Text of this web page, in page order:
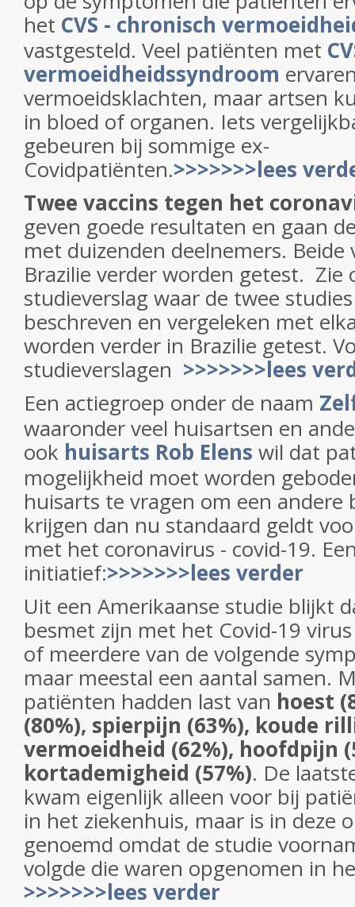
het CVS - chronisch­
vastgesteld. Veel patiënten met
vermoeidheidssyndroom
vermoeidsklachten, maar artsen
in bloed of organen. Iets
gebeuren bij sommige ex-
Covidpatiënten.>>>>>>>lees
Twee vaccins tegen het
geven goede resultaten en gaan
met duizenden deelnemers. Beide
Brazilie verder worden getest. Zie
studieverslag waar de twee
beschreven en vergeleken met
worden verder in Brazilie getest.
studieverslagen >>>>>>>lees
Een actiegroep onder de naam
waaronder veel huisartsen en
ook huisarts Rob Elens wil dat
mogelijkheid moet worden
huisarts te vragen om een andere
krijgen dan nu standaard geldt
met het coronavirus - covid-19.
initiatief:>>>>>>>lees verder
Uit een Amerikaanse studie blijkt
besmet zijn met het Covid-19
of meerdere van de volgende
maar meestal een aantal samen.
patiënten hadden last van hoest
(80%), spierpijn (63%), koude
vermoeidheid (62%), hoofdpijn
kortademigheid (57%). De
kwam eigenlijk alleen voor bij
in het ziekenhuis, maar is in deze
genoemd omdat de studie
volgde die waren opgenomen in
>>>>>>>lees verder